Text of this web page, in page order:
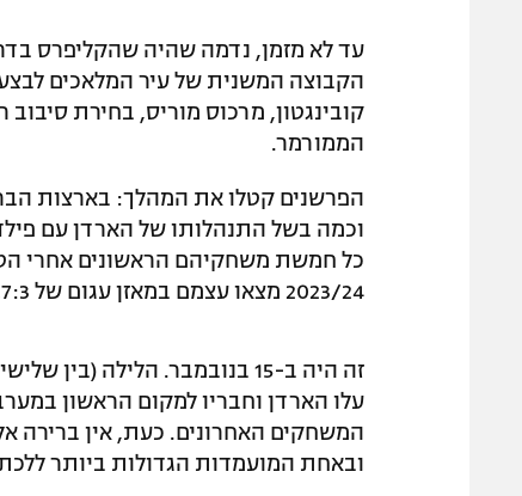
עד לא מזמן, נדמה שהיה שהקליפרס
הקבוצה המשנית של עיר המלאכים
קובינגטון, מרכוס מוריס, בחירת
הממורמר.
הפרשנים קטלו את המהלך: בארצות
וכמה בשל התנהלותו של הארדן עם
כל חמשת משחקיהם הראשונים אחרי
2023/24 מצאו עצמם במאזן עגום של 7:3, במקום ה-12 במערב, ועם מעט מאוד סיבות לאופטימיות.
זה היה ב-15 בנובמבר. הלילה (בין שלישי לרביעי), בשל
המשחקים האחרונים. כעת, אין ברירה
ובאחת המועמדות הגדולות ביותר